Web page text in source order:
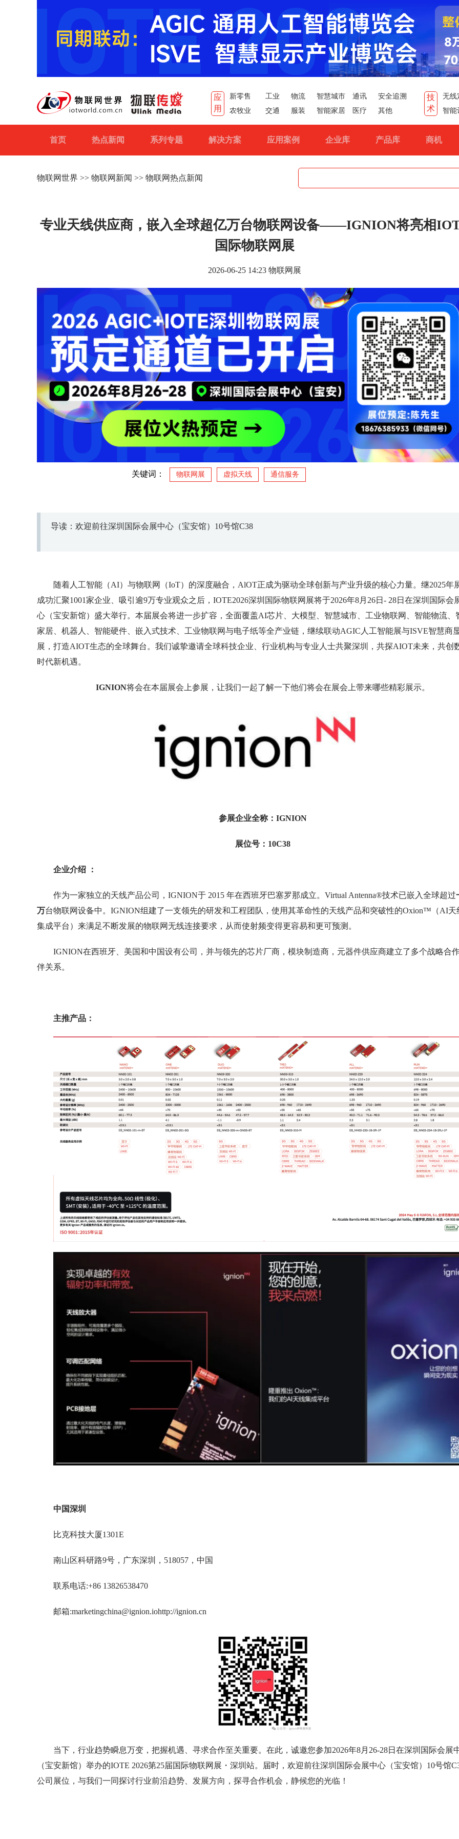
应
用
新零售 工业 物流 智慧城市 通讯
安全追溯
农牧业
交通 服装 智能家居 医疗 其他
技
术
无线
智能
首页 热点新闻 系列专题 解决方案 应用案例 企业库 产品库 商机
物联网世界 >> 物联网新闻 >> 物联网热点新闻
专业天线供应商，嵌入全球超亿万台物联网设备——IGNION将亮相
国际物联网展
2026-06-25 14:23 物联网展
关键词： 物联网展 虚拟天线 通信服务
导读：欢迎前往深圳国际会展中心（宝安馆）10号馆C38
随着人工智能（AI）与物联网（IoT）的深度融合，AlOT正成为驱动全球创新与产业升级的核心力量。继2025年
成功汇聚1001家企业、吸引逾9万专业观众之后，IOTE2026深圳国际物联网展将于2026年8月26日- 28日在深圳国际会
心（宝安新馆）盛大举行。本届展会将进一步扩容，全面覆盖AI芯片、大模型、智慧城市、工业物联网、智能物流、
家居、机器人、智能硬件、嵌入式技术、工业物联网与电子纸等全产业链，继续联动AGIC人工智能展与ISVE智慧商
展，打造AIOT生态的全球舞台。我们诚挚邀请全球科技企业、行业机构与专业人士共聚深圳，共探AIOT未来，共创
时代新机遇。
IGNION将会在本届展会上参展，让我们一起了解一下他们将会在展会上带来哪些精彩展示。
参展企业全称：IGNION
展位号：10C38
企业介绍 ：
作为一家独立的天线产品公司，IGNION于 2015 年在西班牙巴塞罗那成立。Virtual Antenna®技术已嵌入全球超过
万台物联网设备中。IGNION组建了一支领先的研发和工程团队，使用其革命性的天线产品和突破性的Oxion™（AI天
集成平台）来满足不断发展的物联网无线连接要求，从而使射频变得更容易和更可预测。
IGNION在西班牙、美国和中国设有公司，并与领先的芯片厂商，模块制造商，元器件供应商建立了多个战略合
伴关系。
主推产品：
中国深圳
比克科技大厦1301E
南山区科研路9号，广东深圳，518057，中国
联系电话:+86 13826538470
邮箱:marketingchina@ignion.iohttp://ignion.cn
当下，行业趋势瞬息万变，把握机遇、寻求合作至关重要。在此，诚邀您参加2026年8月26-28日在深圳国际会展
（宝安新馆）举办的IOTE 2026第25届国际物联网展・深圳站。届时，欢迎前往深圳国际会展中心（宝安馆）10号馆
公司展位，与我们一同探讨行业前沿趋势、发展方向，探寻合作机会，静候您的光临！